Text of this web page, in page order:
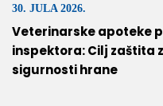
30. JULA 2026.
Veterinarske apoteke
inspektora: Cilj zaštita
sigurnosti hrane